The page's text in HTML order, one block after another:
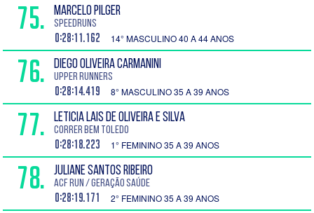
75. MARCELO PILGER
SPEEDRUNS
0:28:11.162 14° MASCULINO 40 A 44 ANOS
76. DIEGO OLIVEIRA CARMANINI
Upper Runners
0:28:14.419 8° MASCULINO 35 A 39 ANOS
77. LETICIA LAIS DE OLIVEIRA E SILVA
Correr Bem Toledo
0:28:18.223 1° FEMININO 35 A 39 ANOS
78. JULIANE SANTOS RIBEIRO
ACF Run / Geração Saúde
0:28:19.171 2° FEMININO 35 A 39 ANOS